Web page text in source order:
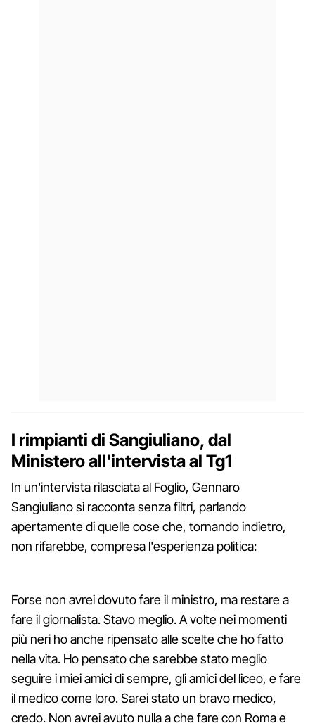
I rimpianti di Sangiuliano, dal
Ministero all'intervista al Tg1
In un'intervista rilasciata al Foglio, Gennaro
Sangiuliano si racconta senza filtri, parlando
apertamente di quelle cose che, tornando indietro,
non rifarebbe, compresa l'esperienza politica:
Forse non avrei dovuto fare il ministro, ma restare a
fare il giornalista. Stavo meglio. A volte nei momenti
più neri ho anche ripensato alle scelte che ho fatto
nella vita. Ho pensato che sarebbe stato meglio
seguire i miei amici di sempre, gli amici del liceo, e fare
il medico come loro. Sarei stato un bravo medico,
credo. Non avrei avuto nulla a che fare con Roma e